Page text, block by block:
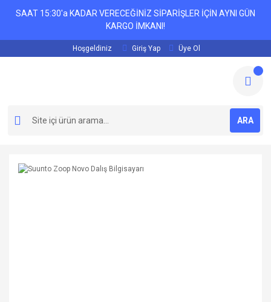
SAAT 15:30'a KADAR VERECEĞİNİZ SİPARİŞLER İÇİN AYNI GÜN
KARGO İMKANI!
Hoşgeldiniz Giriş Yap Üye Ol
ARA